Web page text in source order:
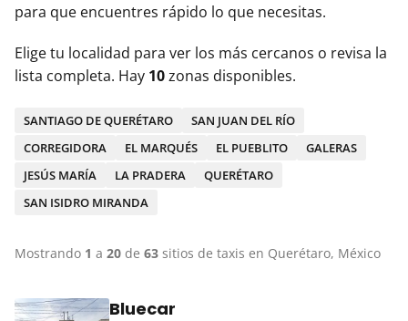
para que encuentres rápido lo que necesitas.
Elige tu localidad para ver los más cercanos o revisa la
lista completa. Hay 10zonas disponibles.
SANTIAGO DE QUERÉTARO
SAN JUAN DEL RÍO
CORREGIDORA
EL MARQUÉS EL PUEBLITO
GALERAS
JESÚS MARÍA
LA PRADERA
QUERÉTARO
SAN ISIDRO MIRANDA
Mostrando 1 a 20 de 63 sitios de taxis en Querétaro, México
Bluecar